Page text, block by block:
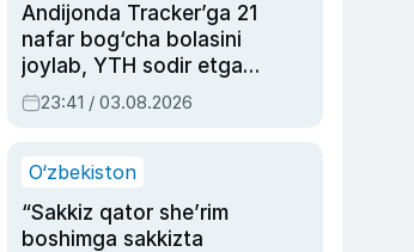
Andijonda Tracker’ga 21
nafar bog‘cha bolasini
joylab, YTH sodir etgan
ayolga sud hukmi o‘qildi
23:41 / 03.08.2026
O‘zbekiston
“Sakkiz qator she’rim
boshimga sakkizta